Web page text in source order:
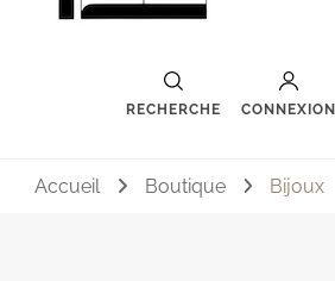
RECHERCHE CONNEXION
Accueil Boutique Bijoux